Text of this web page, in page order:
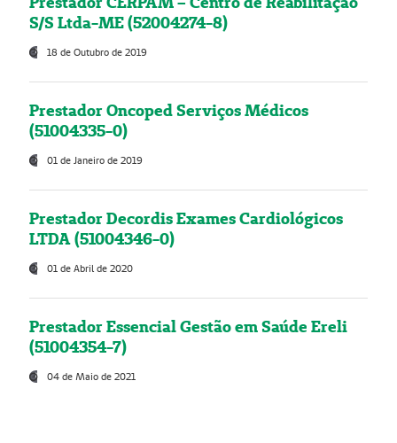
S/S Ltda-ME (52004274-8)
18 de Outubro de 2019
Prestador Oncoped Serviços Médicos
(51004335-0)
01 de Janeiro de 2019
Prestador Decordis Exames Cardiológicos
LTDA (51004346-0)
01 de Abril de 2020
Prestador Essencial Gestão em Saúde Ereli
(51004354-7)
04 de Maio de 2021